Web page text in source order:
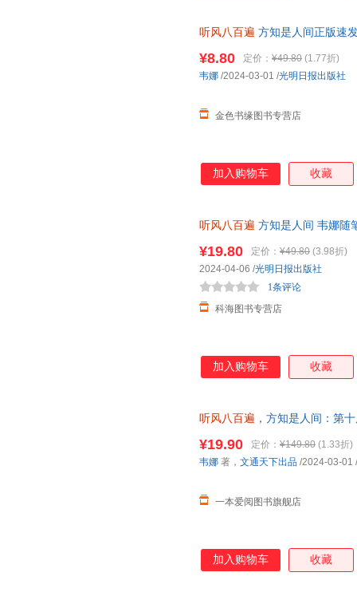
和远方终将抵达，等春风得意
是人间》是一本写给年轻人的
活的从容和甘甜！ ★只要还在
听风八百遍 方知是人间正版速
¥8.80 定价： ¥49.80 (1.77折)
金色书缘图书专营店
韦娜 /2024-03-01 /光明日报出版社
加入购物车 收藏
听风八百遍 方知是人间 韦娜随
¥19.80 定价： ¥49.80 (3.98折)
科海图书专营店
1条评论
2024-04-06 /光明日报出版社
加入购物车 收藏
听风八百遍 ，方知是人间：第
¥19.90 定价： ¥149.80 (1.33折)
一本爱阅图书旗舰店
韦娜 著， 文通天下出品 /2024-03-01 /
加入购物车 收藏